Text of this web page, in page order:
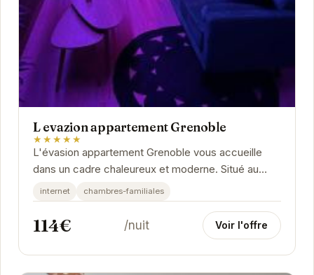
L evazion appartement Grenoble
★★★★★
L'évasion appartement Grenoble vous accueille
dans un cadre chaleureux et moderne. Situé au
cœur de Grenoble, il offre un accès facile aux
sites...
internet chambres-familiales
114€ /nuit Voir l'offre